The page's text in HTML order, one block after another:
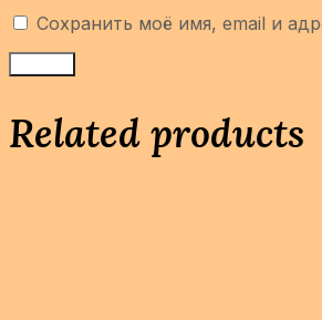
Сохранить моё имя, email и
Related products